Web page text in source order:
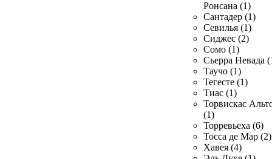
Ронсана (1)
Сантадер (1)
Севилья (1)
Сиджес (2)
Сомо (1)
Сьерра Невада
Таучо (1)
Тегесте (1)
Тиас (1)
Торвискас
(1)
Торревьеха (6)
Тосса де Мар (2)
Хавея (4)